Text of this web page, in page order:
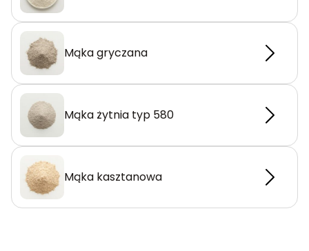
Mąka gryczana
Mąka żytnia typ 580
Mąka kasztanowa